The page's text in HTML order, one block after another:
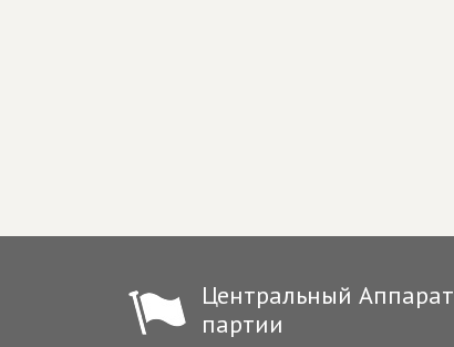
Центральный Аппарат
партии